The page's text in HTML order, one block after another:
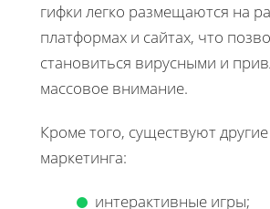
гифки легко размещаются на
платформах и сайтах, что
становиться вирусными и
массовое внимание.
Кроме того, существуют
маркетинга:
интерактивные игры;